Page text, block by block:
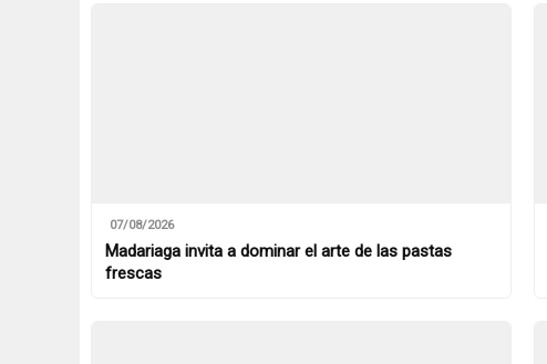
07/08/2026
Madariaga invita a dominar el arte de las pastas
frescas